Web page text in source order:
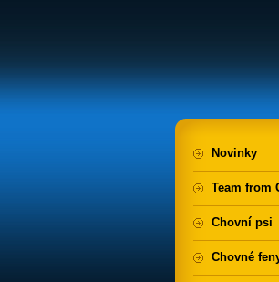
Novinky
Team from
Chovní psi
Chovné